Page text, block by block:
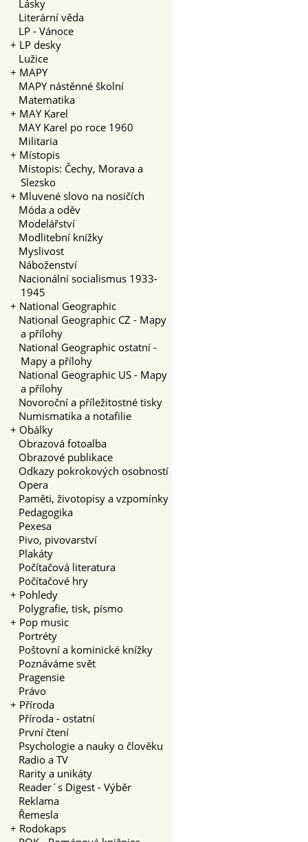
Lásky
Literární věda
LP - Vánoce
+ LP desky
Lužice
+ MAPY
MAPY nástěnné školní
Matematika
+ MAY Karel
MAY Karel po roce 1960
Militaria
+ Místopis
Místopis: Čechy, Morava a
Slezsko
+ Mluvené slovo na nosičích
Móda a oděv
Modelářství
Modlitební knížky
Myslivost
Náboženství
Nacionální socialismus 1933-
1945
+ National Geographic
National Geographic CZ - Mapy
a přílohy
National Geographic ostatní -
Mapy a přílohy
National Geographic US - Mapy
a přílohy
Novoroční a příležitostné tisky
Numismatika a notafilie
+ Obálky
Obrazová fotoalba
Obrazové publikace
Odkazy pokrokových osobností
Opera
Paměti, životopisy a vzpomínky
Pedagogika
Pexesa
Pivo, pivovarství
Plakáty
Počítačová literatura
Počítačové hry
+ Pohledy
Polygrafie, tisk, písmo
+ Pop music
Portréty
Poštovní a kominické knížky
Poznáváme svět
Pragensie
Právo
+ Příroda
Příroda - ostatní
První čtení
Psychologie a nauky o člověku
Radio a TV
Rarity a unikáty
Reader´s Digest - Výběr
Reklama
Řemesla
+ Rodokaps